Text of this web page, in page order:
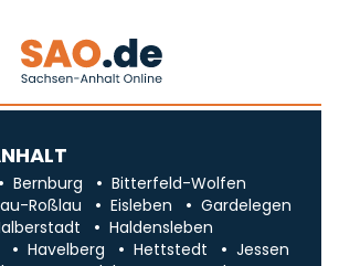
Bernburg
Bitterfeld-Wolfen
Roßlau Eisleben
Gardelegen
Haldensleben
Havelberg Hettstedt
Jessen